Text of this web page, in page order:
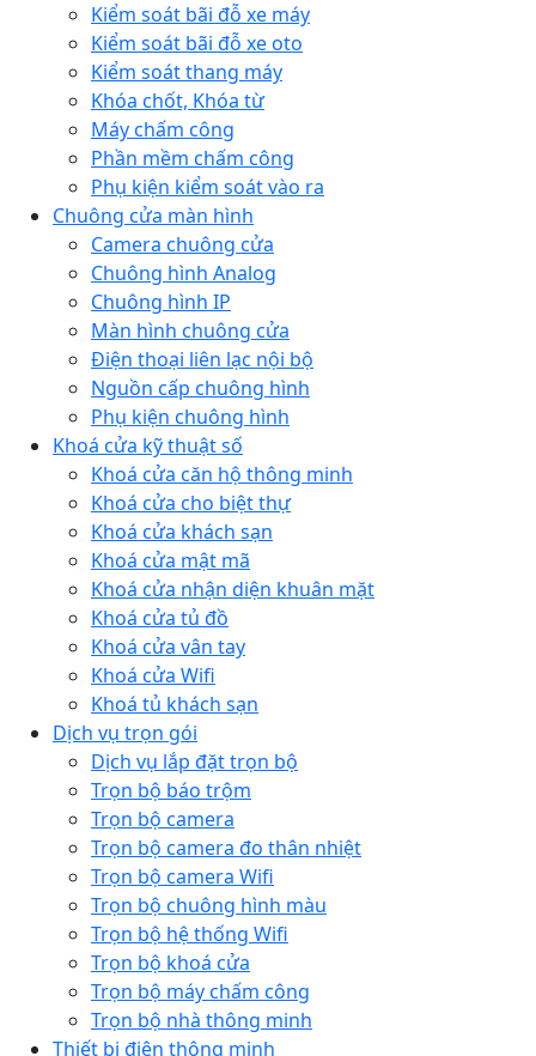
Kiểm soát bãi đỗ xe máy
Kiểm soát bãi đỗ xe oto
Kiểm soát thang máy
Khóa chốt, Khóa từ
Máy chấm công
Phần mềm chấm công
Phụ kiện kiểm soát vào ra
Chuông cửa màn hình
Camera chuông cửa
Chuông hình Analog
Chuông hình IP
Màn hình chuông cửa
Điện thoại liên lạc nội bộ
Nguồn cấp chuông hình
Phụ kiện chuông hình
Khoá cửa kỹ thuật số
Khoá cửa căn hộ thông minh
Khoá cửa cho biệt thự
Khoá cửa khách sạn
Khoá cửa mật mã
Khoá cửa nhận diện khuân mặt
Khoá cửa tủ đồ
Khoá cửa vân tay
Khoá cửa Wifi
Khoá tủ khách sạn
Dịch vụ trọn gói
Dịch vụ lắp đặt trọn bộ
Trọn bộ báo trộm
Trọn bộ camera
Trọn bộ camera đo thân nhiệt
Trọn bộ camera Wifi
Trọn bộ chuông hình màu
Trọn bộ hệ thống Wifi
Trọn bộ khoá cửa
Trọn bộ máy chấm công
Trọn bộ nhà thông minh
Thiết bị điện thông minh